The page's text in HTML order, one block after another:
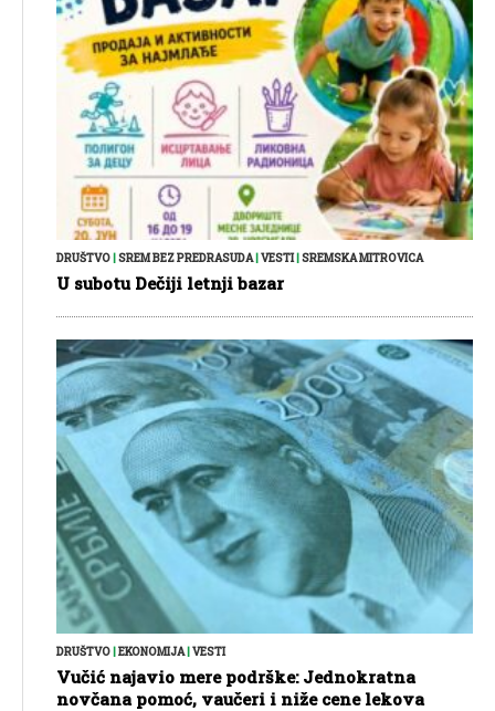
DRUŠTVO SREM BEZ PREDRASUDA| VESTI| SREMSKA MITROVICA
U subotu Dečiji letnji bazar
DRUŠTVO|EKONOMIJA|VESTI
Vučić najavio mere podrške: Jednokratna
novčana pomoć, vaučeri i niže cene lekova